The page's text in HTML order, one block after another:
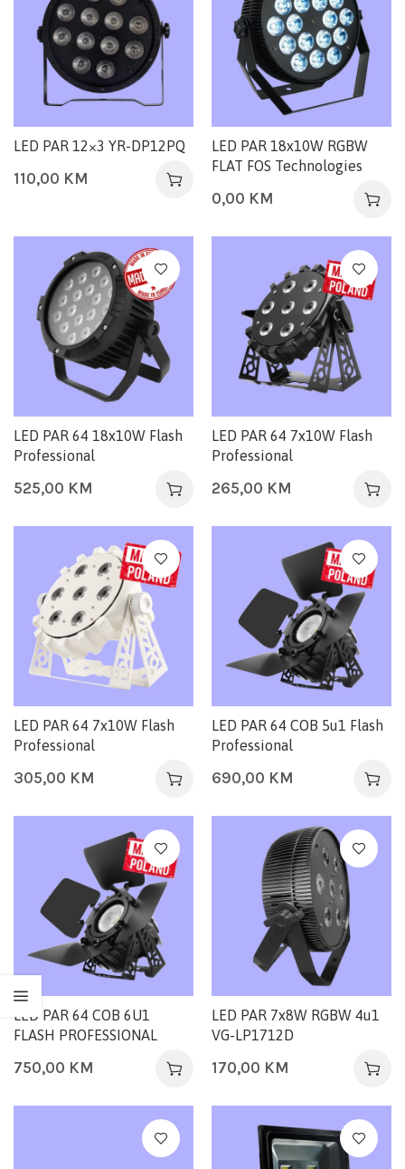
LED PAR 12×3 YR-DP12PQ
110,00 KM
LED PAR 18x10W RGBW
FLAT FOS Technologies
0,00 KM
LED PAR 64 18x10W Flash
Professional
525,00 KM
LED PAR 64 7x10W Flash
Professional
265,00 KM
LED PAR 64 7x10W Flash
Professional
305,00 KM
LED PAR 64 COB 5u1 Flash
Professional
690,00 KM
LED PAR 64 COB 6U1
FLASH PROFESSIONAL
750,00 KM
LED PAR 7x8W RGBW 4u1
VG-LP1712D
170,00 KM